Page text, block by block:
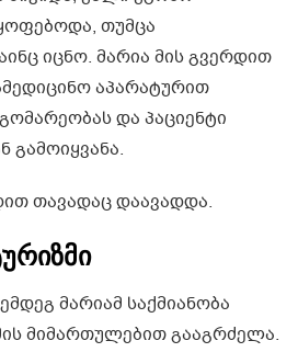
თუმცა
იცნო. მარია მის გვერდით
აპარატურით
და პაციენტი
გამოიყვანა.
თავადაც დაავადდა.
მარიამ საქმიანობა
მიმართულებით გააგრძელა.